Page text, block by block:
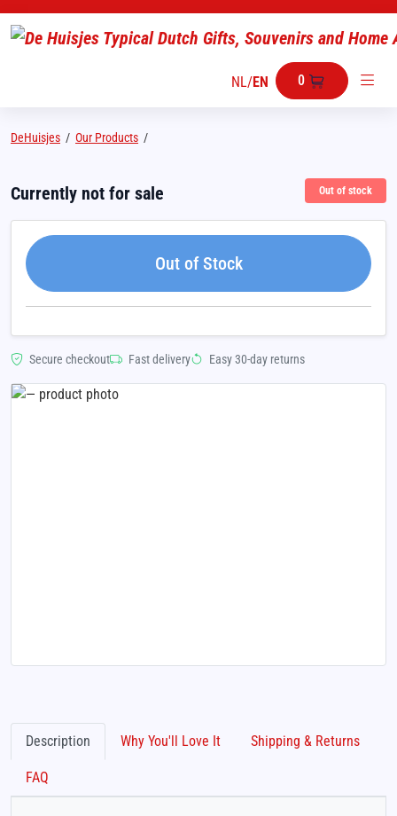
NL/EN 0
DeHuisjes / Our Products /
Currently not for sale Out of stock
Out of Stock
Secure checkout Fast delivery Easy 30-day returns
Description Why You'll Love It Shipping & Returns
FAQ